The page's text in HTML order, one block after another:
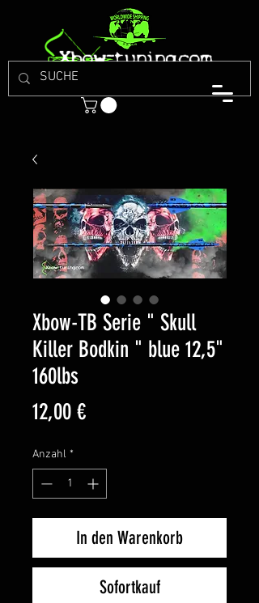
Xbow-TB Serie " Skull
Killer Bodkin " blue 12,5"
160lbs
12,00 €Preis
Anzahl *
In den Warenkorb
Sofortkauf